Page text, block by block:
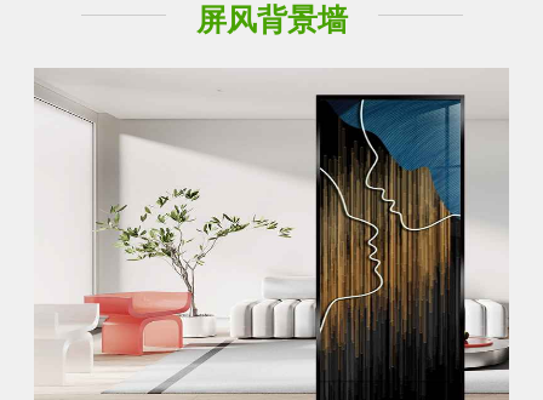
屏风背景墙